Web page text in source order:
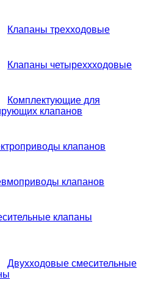
Клапаны трехходовые
Клапаны четыреххходовые
Комплектующие для
клапанов
клапанов
клапанов
клапаны
Двухходовые смесительные